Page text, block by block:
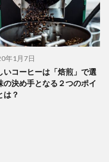
年1月7日
いコーヒーは「焙煎」で選
の決め手となる２つのポイ
は？